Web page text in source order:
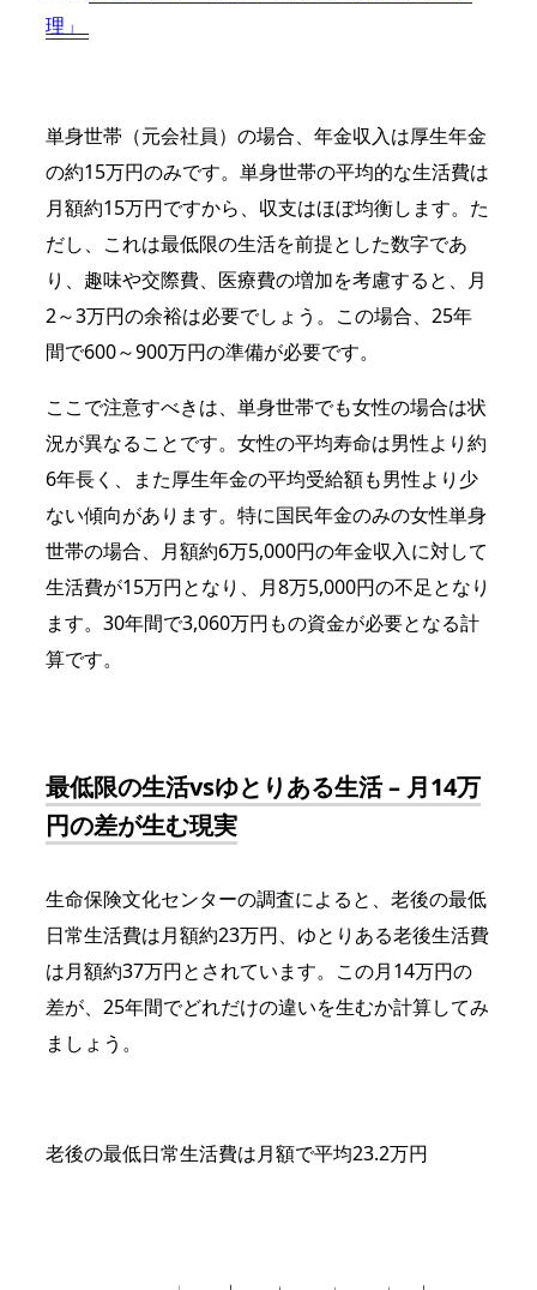
理」
単身世帯（元会社員）の場合、年金収入は厚生年金
の約15万円のみです。単身世帯の平均的な生活費は
月額約15万円ですから、収支はほぼ均衡します。た
だし、これは最低限の生活を前提とした数字であ
り、趣味や交際費、医療費の増加を考慮すると、月
2～3万円の余裕は必要でしょう。この場合、25年
間で600～900万円の準備が必要です。
ここで注意すべきは、単身世帯でも女性の場合は状
況が異なることです。女性の平均寿命は男性より約
6年長く、また厚生年金の平均受給額も男性より少
ない傾向があります。特に国民年金のみの女性単身
世帯の場合、月額約6万5,000円の年金収入に対して
生活費が15万円となり、月8万5,000円の不足となり
ます。30年間で3,060万円もの資金が必要となる計
算です。
最低限の生活vsゆとりある生活 – 月14万
円の差が生む現実
生命保険文化センターの調査によると、老後の最低
日常生活費は月額約23万円、ゆとりある老後生活費
は月額約37万円とされています。この月14万円の
差が、25年間でどれだけの違いを生むか計算してみ
ましょう。
老後の最低日常生活費は月額で平均23.2万円